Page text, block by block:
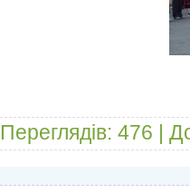
Переглядів: 476 |